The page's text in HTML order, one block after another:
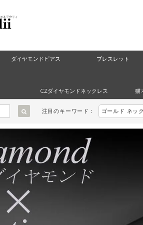
ダイヤモンドピアス ブレスレット
CZダイヤモンドネックレス 猫
注目のキーワード： ゴールド ネッ